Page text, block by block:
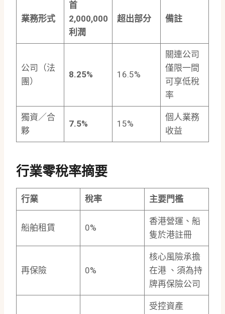
業務形式
首
2,000,000
利潤
超出部分 備註
公司（法
團）
8.25% 16.5%
關連公司
僅限一間
可享低稅
率
獨資／合
夥
7.5% 15%
個人業務
收益
行業零稅率摘要
行業 稅率 主要門檻
船舶租賃 0%
香港營運、船
隻於港註冊
再保險 0%
核心風險承擔
在港 、須為持
牌再保險公司
受控資產